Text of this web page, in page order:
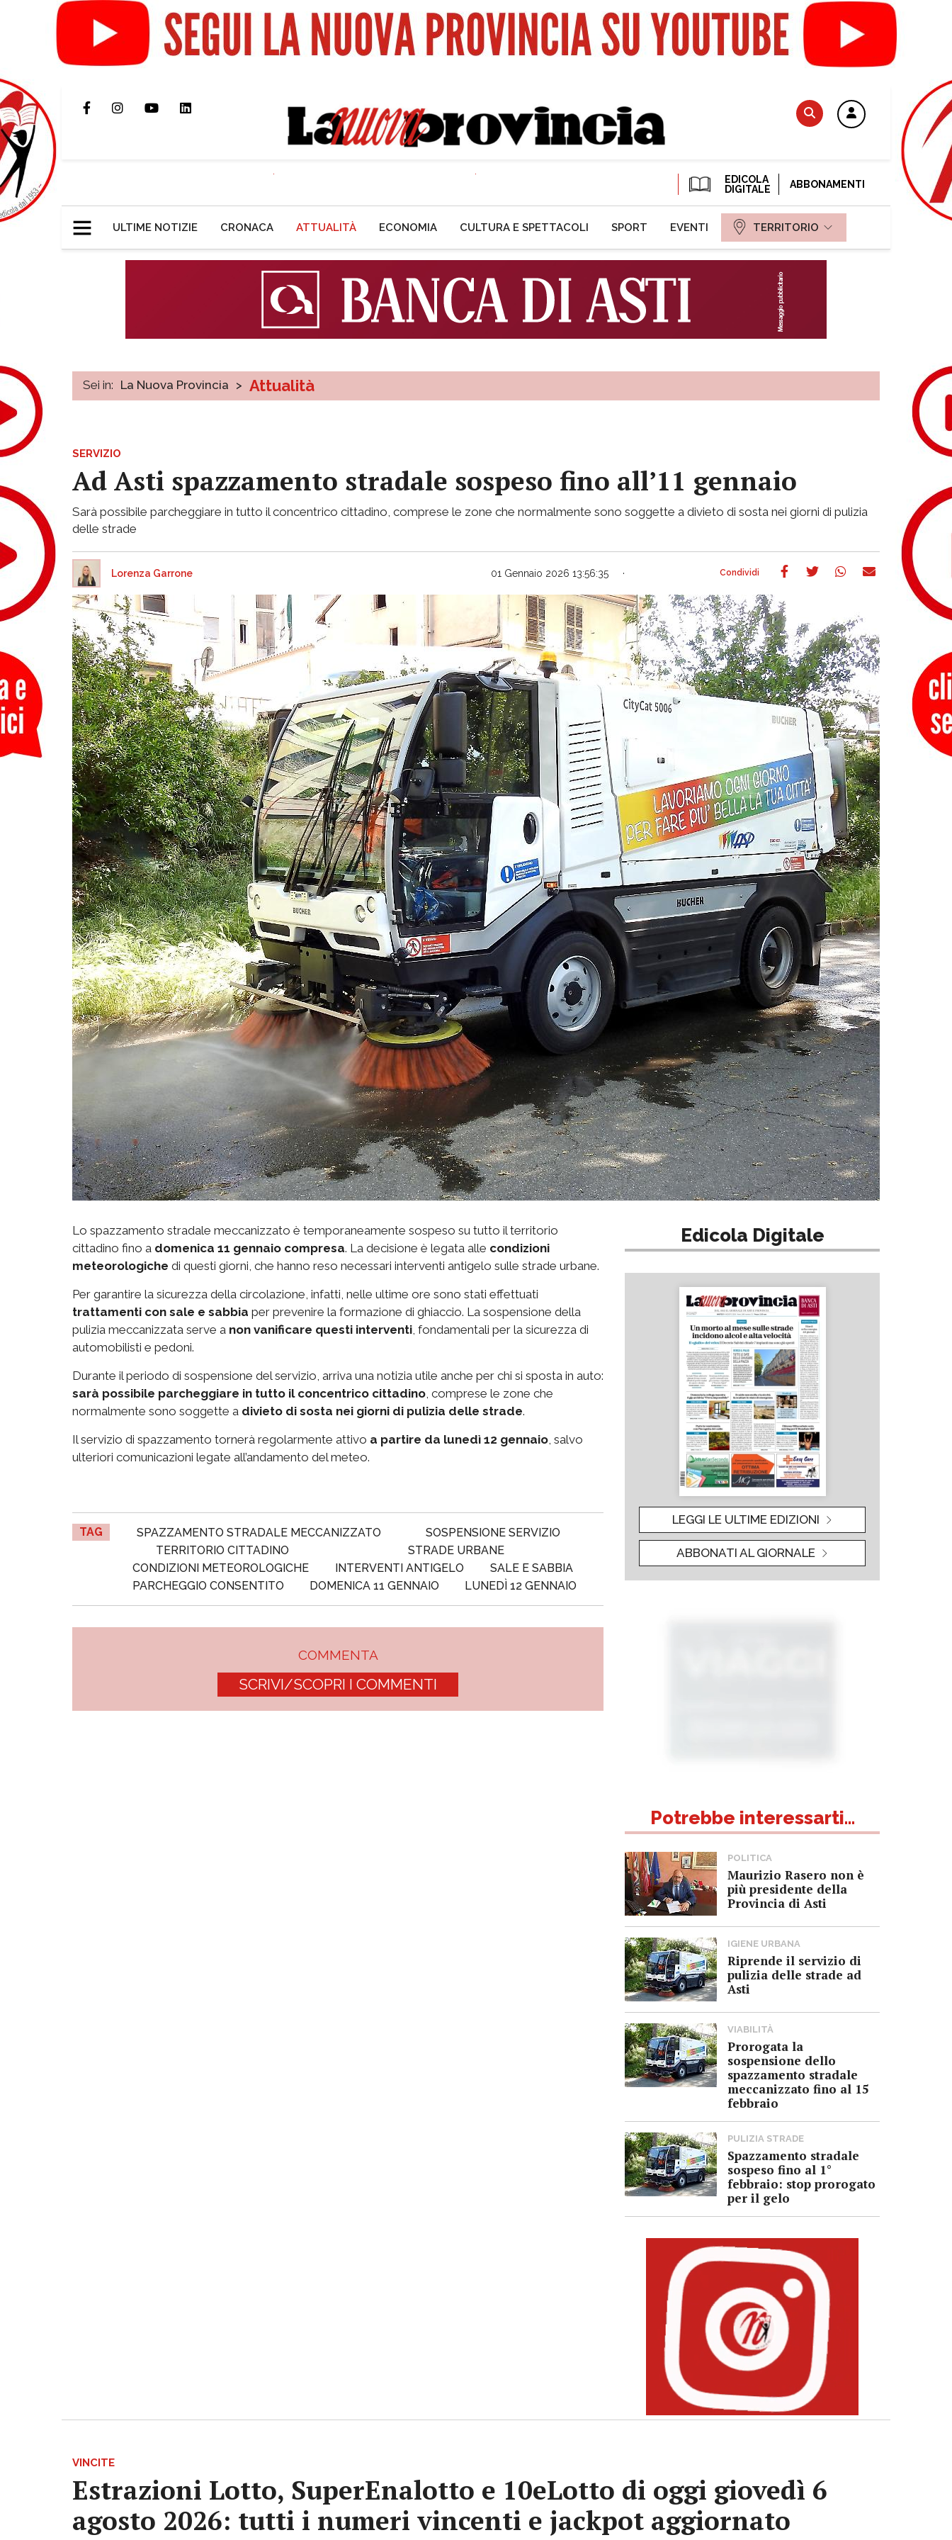
EDICOLA
DIGITALE
ABBONAMENTI
ULTIME NOTIZIE CRONACA ATTUALITÀ ECONOMIA CULTURA E SPETTACOLI SPORT EVENTI TERRITORIO
Sei in: La Nuova Provincia > Attualità
SERVIZIO
Ad Asti spazzamento stradale sospeso fino all’11 gennaio
Sarà possibile parcheggiare in tutto il concentrico cittadino, comprese le zone che normalmente sono soggette a divieto di sosta nei giorni di pulizia
delle strade
Lorenza Garrone 01 Gennaio 2026 13:56:35
Lo spazzamento stradale meccanizzato è temporaneamente sospeso su tutto il territorio
cittadino fino a domenica 11 gennaio compresa. La decisione è legata alle condizioni
meteorologiche di questi giorni, che hanno reso necessari interventi antigelo sulle strade urbane.
Per garantire la sicurezza della circolazione, infatti, nelle ultime ore sono stati effettuati
trattamenti con sale e sabbia per prevenire la formazione di ghiaccio. La sospensione della
pulizia meccanizzata serve a non vanificare questi interventi , fondamentali per la sicurezza di
automobilisti e pedoni.
Durante il periodo di sospensione del servizio, arriva una notizia utile anche per chi si sposta in auto:
sarà possibile parcheggiare in tutto il concentrico cittadino , comprese le zone che
normalmente sono soggette a divieto di sosta nei giorni di pulizia delle strade.
Il servizio di spazzamento tornerà regolarmente attivo a partire da lunedì 12 gennaio , salvo
ulteriori comunicazioni legate all’andamento del meteo.
TAG SPAZZAMENTO STRADALE MECCANIZZATO
SOSPENSIONE SERVIZIO
TERRITORIO CITTADINO
STRADE URBANE
CONDIZIONI METEOROLOGICHE
INTERVENTI ANTIGELO
SALE E SABBIA
PARCHEGGIO CONSENTITO
DOMENICA 11 GENNAIO LUNEDÌ 12 GENNAIO
COMMENTA
SCRIVI/SCOPRI I COMMENTI
Edicola Digitale
LEGGI LE ULTIME EDIZIONI
ABBONATI AL GIORNALE
Potrebbe interessarti...
POLITICA
Maurizio Rasero non è
più presidente della
Provincia di Asti
IGIENE URBANA
Riprende il servizio di
pulizia delle strade ad
Asti
VIABILITÀ
Prorogata la
sospensione dello
spazzamento stradale
meccanizzato fino al 15
febbraio
PULIZIA STRADE
Spazzamento stradale
sospeso fino al 1°
febbraio: stop prorogato
per il gelo
VINCITE
Estrazioni Lotto, SuperEnalotto e 10eLotto di oggi giovedì 6
agosto 2026: tutti i numeri vincenti e jackpot aggiornato